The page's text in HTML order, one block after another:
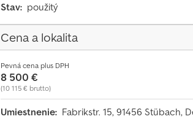
Stav: použitý
Cena a lokalita
Pevná cena plus DPH
8 500 €
(10 115 € brutto)
Umiestnenie: Fabrikstr. 15, 91456 Stübach,